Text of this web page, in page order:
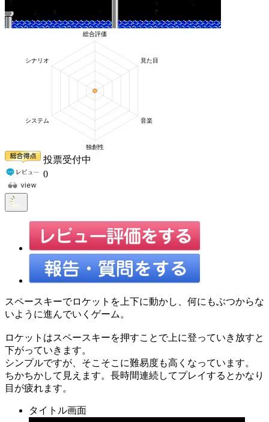
投票受付中
0
スペースキーでロケットを上下に動かし、何にもぶつからな
いように進んでいくゲーム。
ロケットはスペースキーを押すことで上に登っていき放すと
下がっていきます。
シンプルですが、そこそこに難易度も高くなっています。
ちかちかして見えます。長時間連続してプレイするとかなり
目が疲れます。
タイトル画面